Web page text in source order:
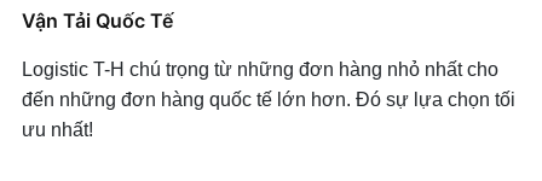
Vận Tải Quốc Tế
Logistic T-H chú trọng từ những đơn hàng nhỏ nhất cho
đến những đơn hàng quốc tế lớn hơn. Đó sự lựa chọn tối
ưu nhất!